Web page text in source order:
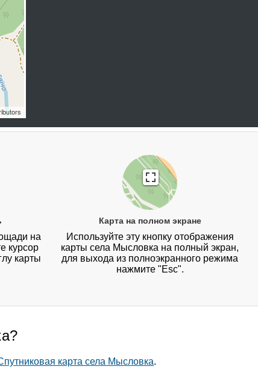
на
курсор
карты
Карта на полном экране
Используйте эту кнопку отображения
карты села Мысловка на полный экран,
для выхода из полноэкранного режима
нажмите "Esc".
карта села Мысловка.